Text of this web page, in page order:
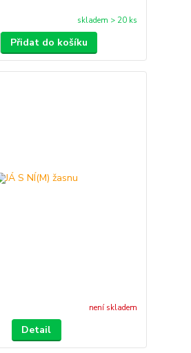
skladem > 20 ks
Přidat do košíku
není skladem
Detail